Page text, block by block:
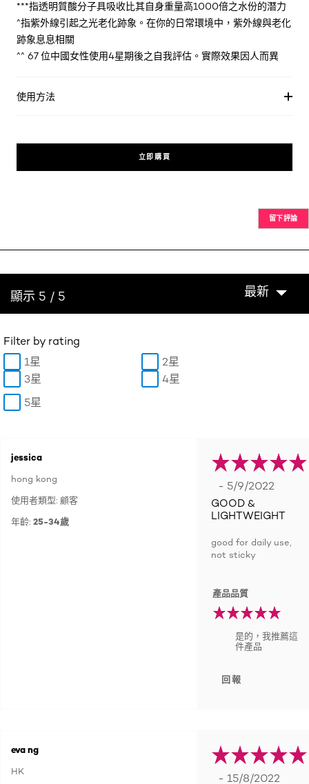
***指透明質酸分子具吸收比其自身重量高1000倍之水份的潛力
^指紫外線引起之光老化跡象。在你的日常環境中，紫外線與老化
跡象息息相關
^^ 67 位中國女性使用4星期後之自我評估。實際效果因人而異
使用方法
立即購買
留下評論
顯示 5 / 5 最新
Filter by rating
1星
2星
3星
4星
5星
jessica
hong kong
使用者類型: 顧客
年齡: 25-34歲
- 5/9/2022
GOOD &
LIGHTWEIGHT
good for daily use,
not sticky
產品品質
是的，我推薦這
件產品
回報
eva ng
HK
- 15/8/2022